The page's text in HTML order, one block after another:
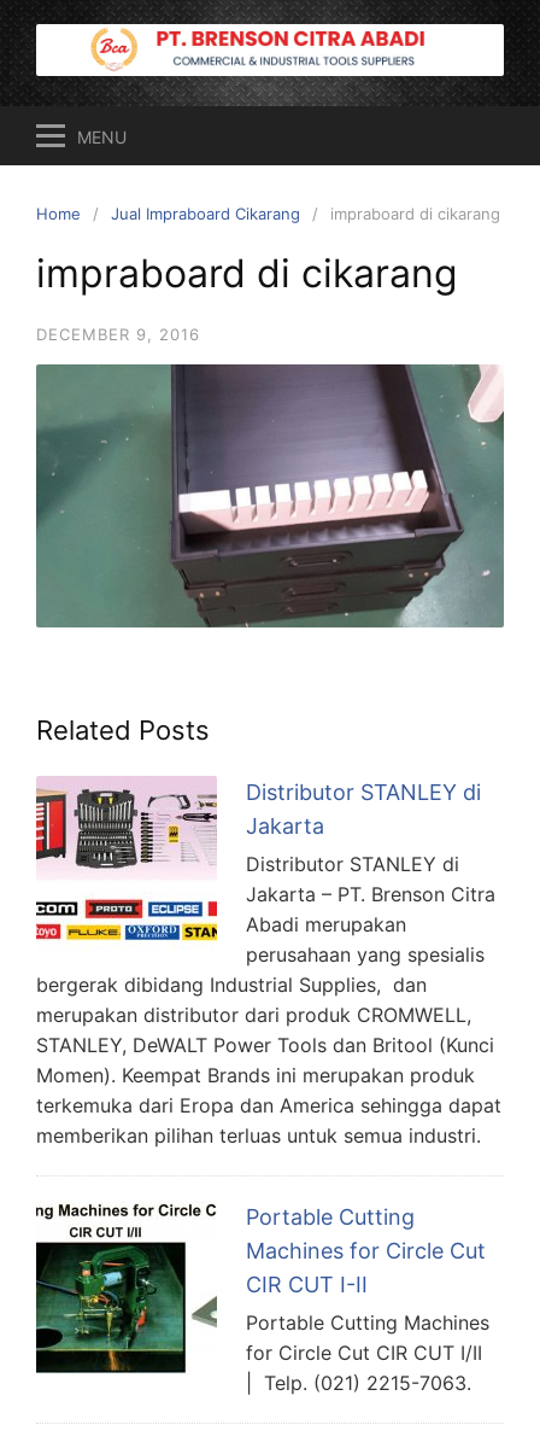
content
MENU
Home Jual Impraboard Cikarang impraboard di cikarang
impraboard di cikarang
DECEMBER 9, 2016
Related Posts
Distributor STANLEY di
Jakarta
Distributor STANLEY di
Jakarta – PT. Brenson Citra
Abadi merupakan
perusahaan yang spesialis
bergerak dibidang Industrial Supplies, dan
merupakan distributor dari produk CROMWELL,
STANLEY, DeWALT Power Tools dan Britool (Kunci
Momen). Keempat Brands ini merupakan produk
terkemuka dari Eropa dan America sehingga dapat
memberikan pilihan terluas untuk semua industri.
Portable Cutting
Machines for Circle Cut
CIR CUT I-II
Portable Cutting Machines
for Circle Cut CIR CUT I/II
| Telp. (021) 2215-7063.